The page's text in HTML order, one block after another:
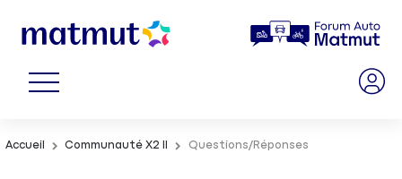
Accueil Communauté X2 II Questions/Réponses